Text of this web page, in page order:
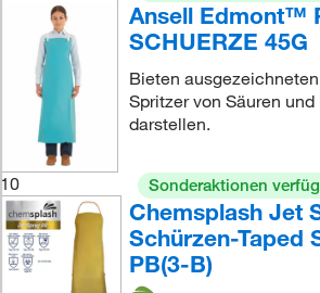
Ansell Edmont™
SCHUERZE 45G
Bieten
Spritzer von Säuren
darstellen.
10 Sonderaktionen
Chemsplash Jet
Schürzen-Taped
PB(3-B)